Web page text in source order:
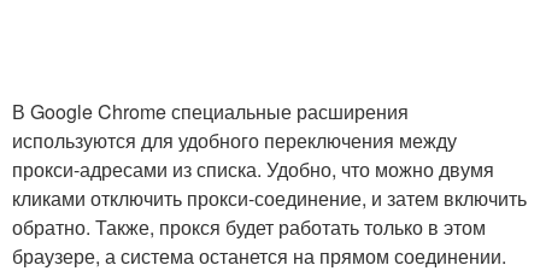
В Google Chrome специальные расширения
используются для удобного переключения между
прокси-адресами из списка. Удобно, что можно двумя
кликами отключить прокси-соединение, и затем включить
обратно. Также, прокся будет работать только в этом
браузере, а система останется на прямом соединении.